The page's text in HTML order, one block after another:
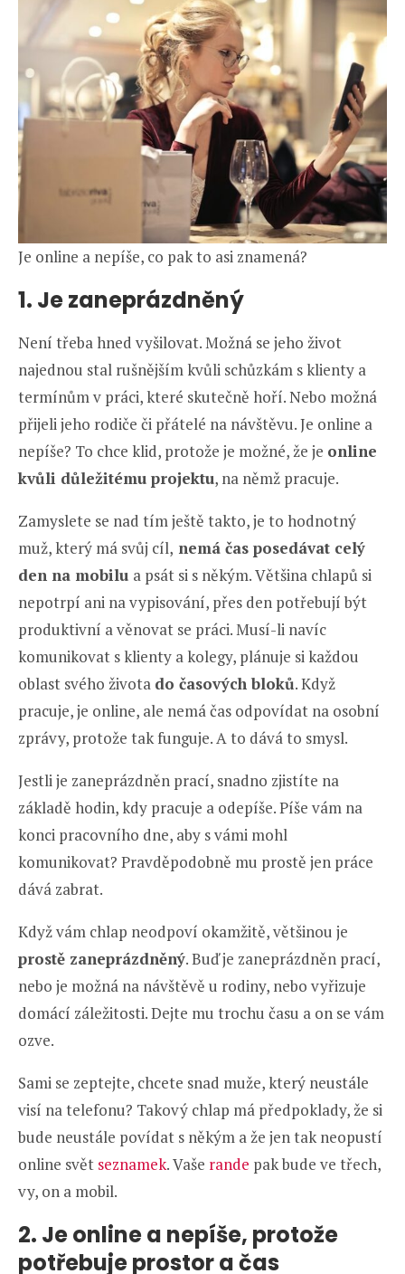
Je online a nepíše, co pak to asi znamená?
1. Je zaneprázdněný
Není třeba hned vyšilovat. Možná se jeho život
najednou stal rušnějším kvůli schůzkám s klienty a
termínům v práci, které skutečně hoří. Nebo možná
přijeli jeho rodiče či přátelé na návštěvu. Je online a
nepíše? To chce klid, protože je možné, že je online
kvůli důležitému projektu, na němž pracuje.
Zamyslete se nad tím ještě takto, je to hodnotný
muž, který má svůj cíl, nemá čas posedávat celý
den na mobilu a psát si s někým. Většina chlapů si
nepotrpí ani na vypisování, přes den potřebují být
produktivní a věnovat se práci. Musí-li navíc
komunikovat s klienty a kolegy, plánuje si každou
oblast svého života do časových bloků. Když
pracuje, je online, ale nemá čas odpovídat na osobní
zprávy, protože tak funguje. A to dává to smysl.
Jestli je zaneprázdněn prací, snadno zjistíte na
základě hodin, kdy pracuje a odepíše. Píše vám na
konci pracovního dne, aby s vámi mohl
komunikovat? Pravděpodobně mu prostě jen práce
dává zabrat.
Když vám chlap neodpoví okamžitě, většinou je
prostě zaneprázdněný. Buď je zaneprázdněn prací,
nebo je možná na návštěvě u rodiny, nebo vyřizuje
domácí záležitosti. Dejte mu trochu času a on se vám
ozve.
Sami se zeptejte, chcete snad muže, který neustále
visí na telefonu? Takový chlap má předpoklady, že si
bude neustále povídat s někým a že jen tak neopustí
online svět seznamek. Vaše rande pak bude ve třech,
vy, on a mobil.
2. Je online a nepíše, protože
potřebuje prostor a čas